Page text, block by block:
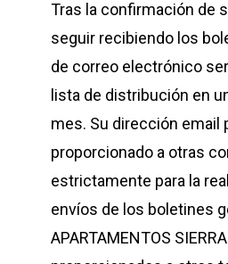
Tras la confirmación de
seguir recibiendo los
de correo electrónico
lista de distribución en
mes. Su dirección email
proporcionado a otras
estrictamente para la
envíos de los boletines
APARTAMENTOS